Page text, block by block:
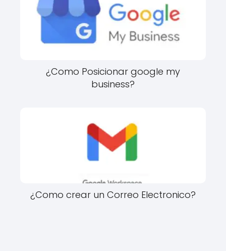
¿Como Posicionar google my
business?
¿Como crear un Correo Electronico?